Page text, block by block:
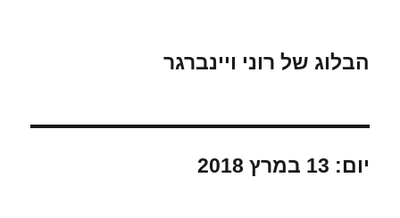
הבלוג של רוני ויינברגר
יום: 13 במרץ 2018